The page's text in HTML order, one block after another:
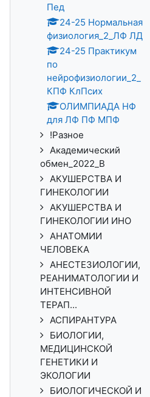
Пед
24-25 Нормальная
физиология_2_ЛФ ЛД
24-25 Практикум
по
нейрофизиологии_2_
КПФ КлПсих
ОЛИМПИАДА НФ
для ЛФ ПФ МПФ
!Разное
Академический
обмен_2022_В
АКУШЕРСТВА И
ГИНЕКОЛОГИИ
АКУШЕРСТВА И
ГИНЕКОЛОГИИ ИНО
АНАТОМИИ
ЧЕЛОВЕКА
АНЕСТЕЗИОЛОГИИ,
РЕАНИМАТОЛОГИИ И
ИНТЕНСИВНОЙ
ТЕРАП...
АСПИРАНТУРА
БИОЛОГИИ,
МЕДИЦИНСКОЙ
ГЕНЕТИКИ И
ЭКОЛОГИИ
БИОЛОГИЧЕСКОЙ И